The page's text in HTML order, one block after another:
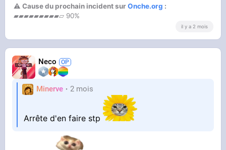
⚠ Cause du prochain incident surOnche.org :
▰▰▰▰▰▰▰▰▰▱ 90%
il y a 2 mois
Neco
Minerve 2 mois
Arrête d'en faire stp